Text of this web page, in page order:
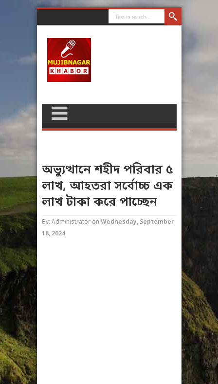
অভ্যুত্থানে শহীদ পরিবার ৫
লাখ, আহতরা সর্বোচ্চ এক
লাখ টাকা করে পাচ্ছেন
By: Administrator on Wednesday, September
18, 2024